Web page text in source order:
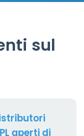
sul
aperti di